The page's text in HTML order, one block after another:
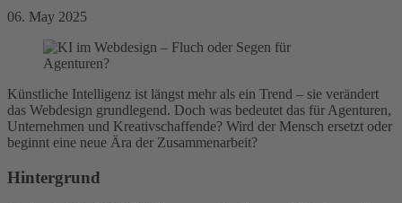
06. May 2025
Künstliche Intelligenz ist längst mehr als ein Trend – sie verändert
das Webdesign grundlegend. Doch was bedeutet das für Agenturen,
Unternehmen und Kreativschaffende? Wird der Mensch ersetzt oder
beginnt eine neue Ära der Zusammenarbeit?
Hintergrund